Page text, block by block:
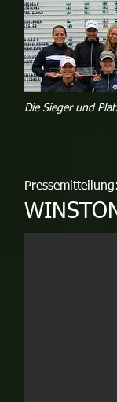
Die Sieger und